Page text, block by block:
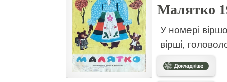
Малятко
У номері
вірші,